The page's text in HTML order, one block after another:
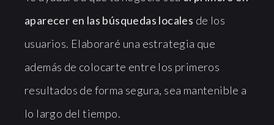
aparecer en las búsquedas locales de los
usuarios. Elaboraré una estrategia que
además de colocarte entre los primeros
resultados de forma segura, sea mantenible a
lo largo del tiempo.